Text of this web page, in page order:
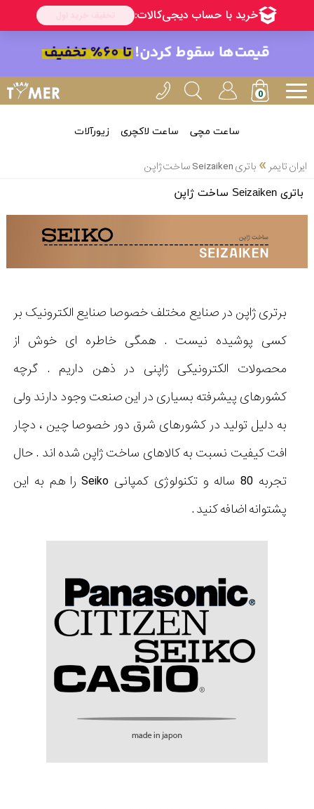
ساعت مچی ساعت لاکچری زیورآلات
ایران تایمر » باتری Seizaiken ساخت ژاپن
باتری Seizaiken ساخت ژاپن
برتری ژاپن در صنایع مختلف خصوصا صنایع الکترونیک بر
کسی پوشیده نیست . همگی خاطره ای خوش از
محصولات الکترونیکی ژاپنی در ذهن داریم . گرچه
کشورهای پیشرفته بسیاری در این صنعت وجود دارند ولی
به دلیل تولید در کشورهای شرق دور خصوصا چین ، دچار
افت کیفیت نسبت به کالاهای ساخت ژاپن شده اند . حال
تجربه 80 ساله و تکنولوژی کمپانی Seiko را هم به این
پشتوانه اضافه کنید .